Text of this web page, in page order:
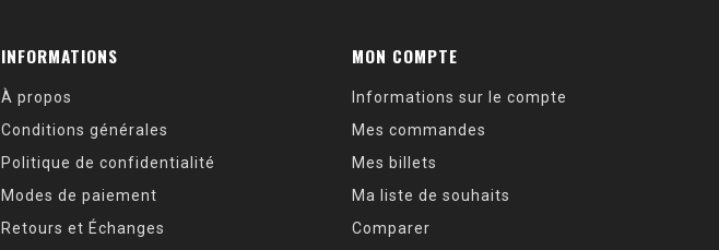
INFORMATIONS
À propos
Conditions générales
Politique de confidentialité
Modes de paiement
Retours et Échanges
MON COMPTE
Informations sur le compte
Mes commandes
Mes billets
Ma liste de souhaits
Comparer